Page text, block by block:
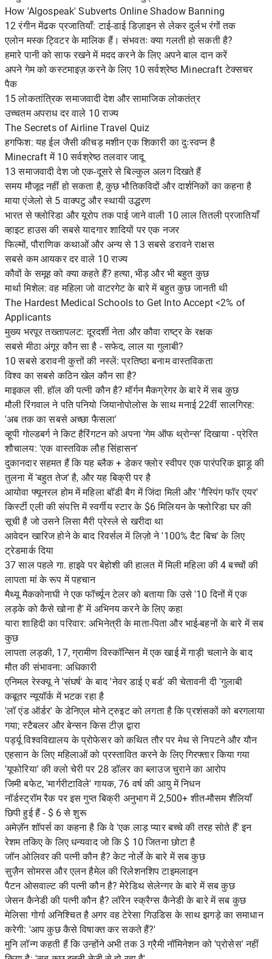
How 'Algospeak' Subverts Online Shadow Banning
12 रंगीन मेंढक प्रजातियाँ: टाई-डाई डिज़ाइन से लेकर दुर्लभ रंगों तक
एलोन मस्क ट्विटर के मालिक हैं। संभवतः क्या गलती हो सकती है?
हमारे पानी को साफ रखने में मदद करने के लिए अपने बाल दान करें
अपने गेम को कस्टमाइज़ करने के लिए 10 सर्वश्रेष्ठ Minecraft टेक्सचर
पैक
15 लोकतांत्रिक समाजवादी देश और सामाजिक लोकतंत्र
उच्चतम अपराध दर वाले 10 राज्य
The Secrets of Airline Travel Quiz
हगफिश: यह ईल जैसी कीचड़ मशीन एक शिकारी का दुःस्वप्न है
Minecraft में 10 सर्वश्रेष्ठ तलवार जादू
13 समाजवादी देश जो एक-दूसरे से बिल्कुल अलग दिखते हैं
समय मौजूद नहीं हो सकता है, कुछ भौतिकविदों और दार्शनिकों का कहना है
माया एंजेलो से 5 वाक्पटु और स्थायी उद्धरण
भारत से फ्लोरिडा और यूरोप तक पाई जाने वाली 10 लाल तितली प्रजातियाँ
व्हाइट हाउस की सबसे यादगार शादियों पर एक नजर
फिल्मों, पौराणिक कथाओं और अन्य से 13 सबसे डरावने राक्षस
सबसे कम आयकर दर वाले 10 राज्य
कौवों के समूह को क्या कहते हैं? हत्या, भीड़ और भी बहुत कुछ
मार्था मिशेल: वह महिला जो वाटरगेट के बारे में बहुत कुछ जानती थी
The Hardest Medical Schools to Get Into Accept <2% of
Applicants
मुख्य भरपूर तख्तापलट: दूरदर्शी नेता और कौवा राष्ट्र के रक्षक
सबसे मीठा अंगूर कौन सा है - सफेद, लाल या गुलाबी?
10 सबसे डरावनी कुत्तों की नस्लें: प्रतिष्ठा बनाम वास्तविकता
विश्व का सबसे कठिन खेल कौन सा है?
माइकल सी. हॉल की पत्नी कौन है? मॉर्गन मैकग्रेगर के बारे में सब कुछ
मौली रिंगवाल ने पति पनियो जियानोपोलोस के साथ मनाई 22वीं सालगिरह:
'अब तक का सबसे अच्छा फैसला'
व्हूपी गोल्डबर्ग ने किट हैरिंगटन को अपना 'गेम ऑफ थ्रोन्स' दिखाया - प्रेरित
शौचालय: 'एक वास्तविक लौह सिंहासन'
दुकानदार सहमत हैं कि यह ब्लैक + डेकर फ्लोर स्वीपर एक पारंपरिक झाड़ू की
तुलना में 'बहुत तेज' है, और यह बिक्री पर है
आयोवा फ्यूनरल होम में महिला बॉडी बैग में जिंदा मिली और 'गैस्पिंग फॉर एयर'
किर्स्टी एली की संपत्ति में स्वर्गीय स्टार के $6 मिलियन के फ्लोरिडा घर की
सूची है जो उसने लिसा मैरी प्रेस्ले से खरीदा था
आवेदन खारिज होने के बाद रिवर्सल में लिज़ो ने '100% दैट बिच' के लिए
ट्रेडमार्क दिया
37 साल पहले गा. हाइवे पर बेहोशी की हालत में मिली महिला की 4 बच्चों की
लापता मां के रूप में पहचान
मैथ्यू मैककोनाघी ने एक फॉर्च्यून टेलर को बताया कि उसे '10 दिनों में एक
लड़के को कैसे खोना है' में अभिनय करने के लिए कहा
यारा शाहिदी का परिवार: अभिनेत्री के माता-पिता और भाई-बहनों के बारे में सब
कुछ
लापता लड़की, 17, ग्रामीण विस्कॉन्सिन में एक खाई में गाड़ी चलाने के बाद
मौत की संभावना: अधिकारी
एनिमल रेस्क्यू ने 'संघर्ष' के बाद 'नेवर डाई ए बर्ड' की चेतावनी दी 'गुलाबी
कबूतर न्यूयॉर्क में भटक रहा है
'लॉ एंड ऑर्डर' के डेनिएल मोने ट्रुइट को लगता है कि प्रशंसकों को बरगलाया
गया; स्टैबलर और बेन्सन किस टीज़ द्वारा
पर्ड्यू विश्वविद्यालय के प्रोफेसर को कथित तौर पर मेथ से निपटने और यौन
एहसान के लिए महिलाओं को प्रस्तावित करने के लिए गिरफ्तार किया गया
'यूफोरिया' की क्लो चेरी पर 28 डॉलर का ब्लाउज चुराने का आरोप
जिमी बफेट, 'मार्गरीटाविले' गायक, 76 वर्ष की आयु में निधन
नॉर्डस्ट्रॉम रैक पर इस गुप्त बिक्री अनुभाग में 2,500+ शीत-मौसम शैलियाँ
छिपी हुई हैं - $ 6 से शुरू
अमेज़ॅन शॉपर्स का कहना है कि वे 'एक लाड़ प्यार बच्चे की तरह सोते हैं' इन
रेशम तकिए के लिए धन्यवाद जो कि $ 10 जितना छोटा है
जॉन ओलिवर की पत्नी कौन है? केट नोर्ले के बारे में सब कुछ
सुज़ैन सोमरस और एलन हैमेल की रिलेशनशिप टाइमलाइन
पैटन ओसवाल्ट की पत्नी कौन है? मेरेडिथ सेलेन्गर के बारे में सब कुछ
जेसन कैनेडी की पत्नी कौन है? लॉरेन स्क्रैग्स कैनेडी के बारे में सब कुछ
मेलिसा गोर्गा अनिश्चित है अगर वह टेरेसा गिउडिस के साथ झगड़े का समाधान
करेगी: 'आप कुछ कैसे विषाक्त कर सकते हैं?'
मुनि लॉन्ग कहती हैं कि उन्होंने अभी तक 3 ग्रैमी नॉमिनेशन को 'प्रोसेस' नहीं